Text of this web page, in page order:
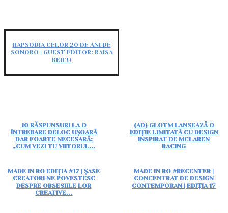
RAPSODIA CELOR 20 DE ANI DE
SONORO | GUEST EDITOR: RAISA
BEICU
10 RĂSPUNSURI LA O
ÎNTREBARE DELOC UȘOARĂ
DAR FOARTE NECESARĂ:
„CUM VEZI TU VIITORUL...
(AD) GLOTM LANSEAZĂ O
EDIȚIE LIMITATĂ CU DESIGN
INSPIRAT DE MCLAREN
RACING
MADE IN RO EDIȚIA #17 | ȘASE
CREATORI NE POVESTESC
DESPRE OBSESIILE LOR
CREATIVE...
MADE IN RO #RECENTER |
CONCENTRAT DE DESIGN
CONTEMPORAN | EDIȚIA 17